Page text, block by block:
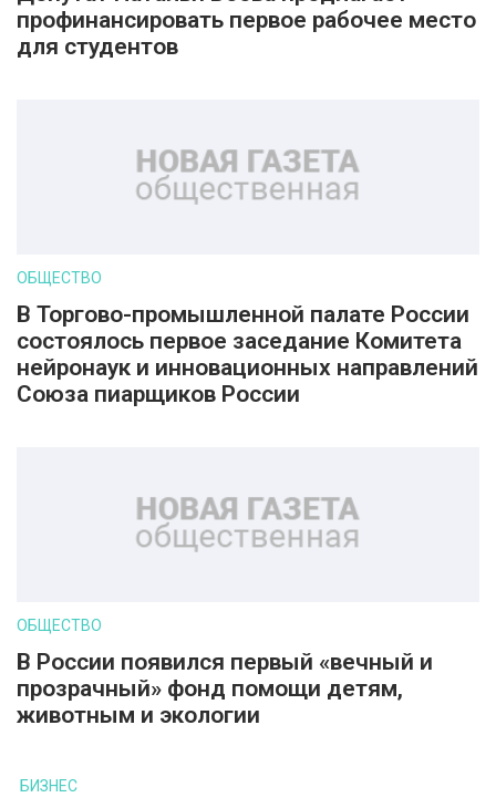
профинансировать первое рабочее место
для студентов
ОБЩЕСТВО
В Торгово-промышленной палате России
состоялось первое заседание Комитета
нейронаук и инновационных направлений
Союза пиарщиков России
ОБЩЕСТВО
В России появился первый «вечный и
прозрачный» фонд помощи детям,
животным и экологии
БИЗНЕС